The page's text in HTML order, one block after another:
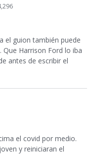
el guion también puede
Que Harrison Ford lo iba
antes de escribir el
el covid por medio.
y reiniciaran el